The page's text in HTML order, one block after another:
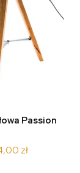
Passion
zł